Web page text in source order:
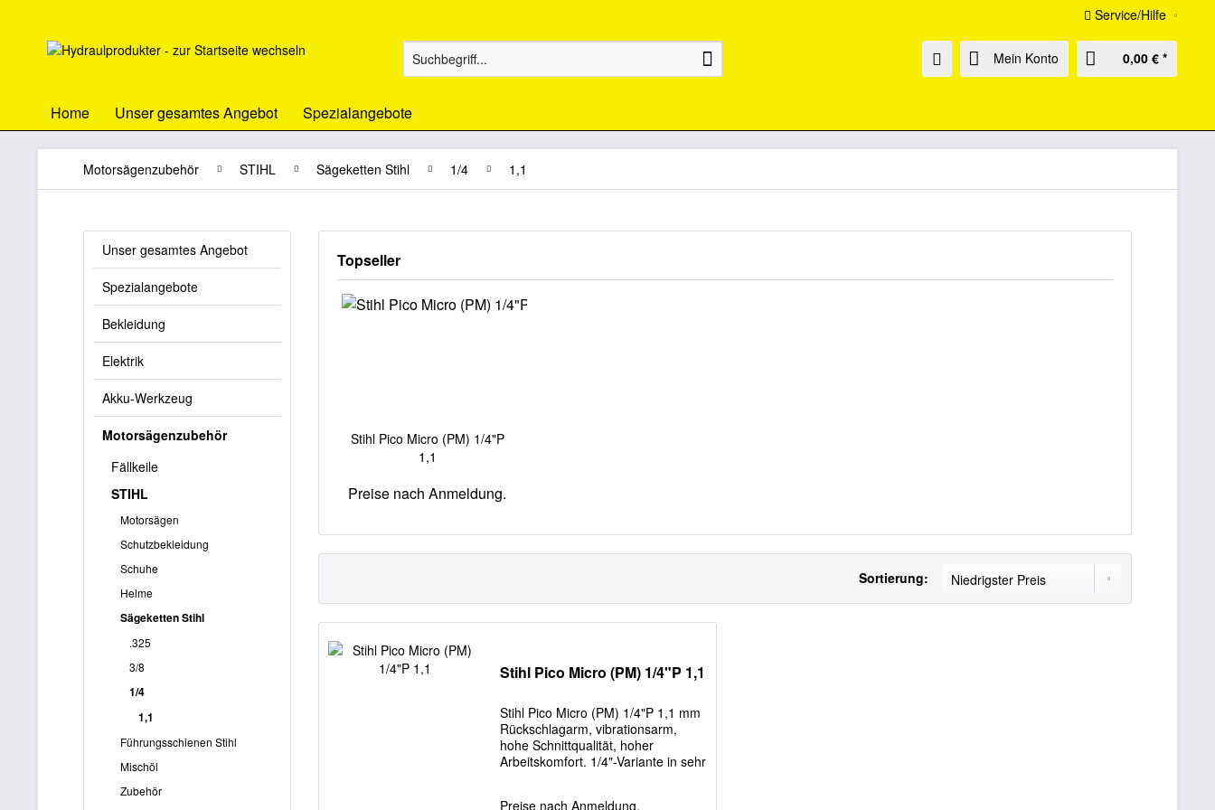
Service/Hilfe
Mein Konto 0,00 € *
Home Unser gesamtes Angebot Spezialangebote
Motorsägenzubehör STIHL Sägeketten Stihl 1/4 1,1
Unser gesamtes Angebot
Spezialangebote
Bekleidung
Elektrik
Akku-Werkzeug
Motorsägenzubehör
Fällkeile
STIHL
Motorsägen
Schutzbekleidung
Schuhe
Helme
Sägeketten Stihl
.325
3/8
1/4
1,1
Führungsschienen Stihl
Mischöl
Zubehör
Topseller
Stihl Pico Micro (PM) 1/4"P
1,1
Preise nach Anmeldung.
Sortierung:
Stihl Pico Micro (PM) 1/4"P 1,1
Stihl Pico Micro (PM) 1/4"P 1,1 mm
Rückschlagarm, vibrationsarm,
hohe Schnittqualität, hoher
Arbeitskomfort. 1/4"-Variante in sehr
Preise nach Anmeldung.